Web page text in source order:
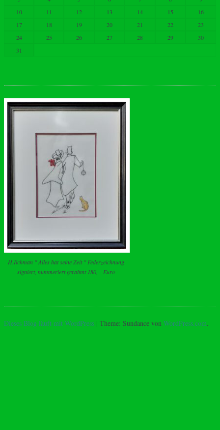
10
11 12 13 14 15
16
17
18 19 20 21 22
23
24
25 26 27 28 29
30
31
H.Ilchman " Alles hat seine Zeit " Federzeichnung
signiert, nummeriert gerahmt 180,-- Euro
Dieses Blog läuft mit WordPress | Theme: Sundance von WordPress.com.